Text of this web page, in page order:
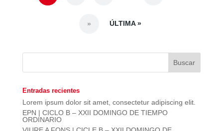
» ÚLTIMA »
Entradas recientes
Lorem ipsum dolor sit amet, consectetur adipiscing elit.
EPN | CICLO B – XXII DOMINGO DE TIEMPO
ORDINARIO